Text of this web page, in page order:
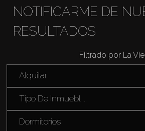
Comprar
Alquilar
Venta
NOTIFICARME DE
RESULTADOS
Filtrado por La Vie:
Alquilar
Tipo De Inmuebl ...
Dormitorios